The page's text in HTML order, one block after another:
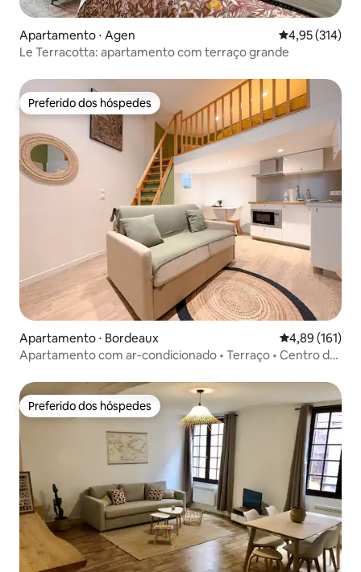
Apartamento ⋅ Agen 4,95 de uma
4,95 (314)
Le Terracotta: apartamento com terraço grande
Preferido dos hóspedes
Preferido dos hóspedes
Apartamento ⋅ Bordeaux 4,89 de uma
4,89 (161)
Apartamento com ar-condicionado • Terraço • Centro de
Preferido dos hóspedes
Preferido dos hóspedes